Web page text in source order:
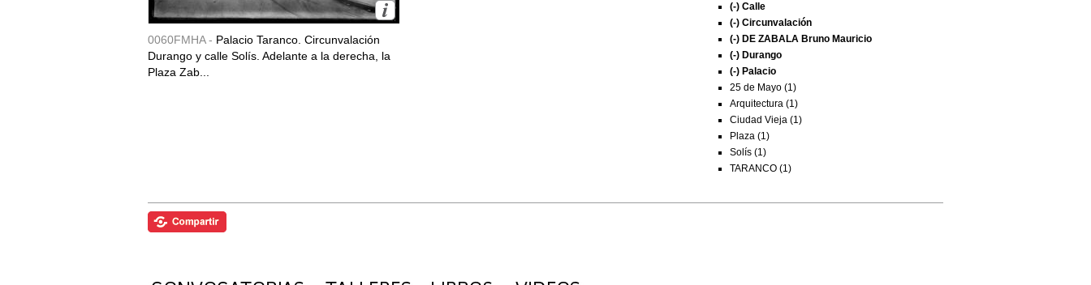
0060FMHA - Palacio Taranco. Circunvalación
Durango y calle Solís. Adelante a la derecha, la
Plaza Zab...
(-) Calle
(-) Circunvalación
(-) DE ZABALA Bruno Mauricio
(-) Durango
(-) Palacio
25 de Mayo (1)
Arquitectura (1)
Ciudad Vieja (1)
Plaza (1)
Solís (1)
TARANCO (1)